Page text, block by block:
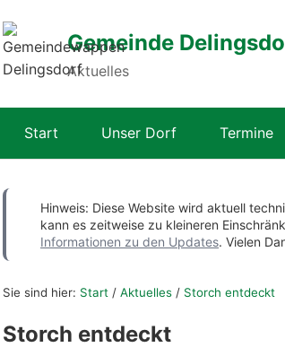
Gemeinde
Aktuelles
Start Unser Dorf Termine
Hinweis: Diese Website wird aktuell
kann es zeitweise zu kleineren
Informationen zu den Updates. Vielen
Sie sind hier: Start / Aktuelles / Storch entdeckt
Storch entdeckt